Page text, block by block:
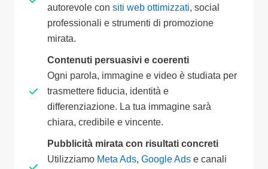
autorevole con siti web ottimizzati, social
professionali e strumenti di promozione
mirata.
Contenuti persuasivi e coerenti
Ogni parola, immagine e video è studiata per
trasmettere fiducia, identità e
differenziazione. La tua immagine sarà
chiara, credibile e vincente.
Pubblicità mirata con risultati concreti
Utilizziamo Meta Ads, Google Ads e canali